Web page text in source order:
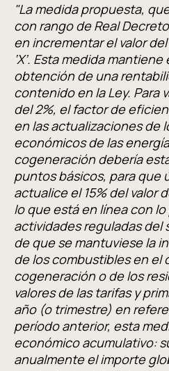
"La medida propuesta,
con rango de Real
en incrementar el valor
‘X’. Esta medida
obtención de una
contenido en la Ley. Para
del 2%, el factor de
en las actualizaciones de
económicos de las
cogeneración debería
puntos básicos, para que
actualice el 15% del valor
lo que está en línea con
actividades reguladas del
de que se mantuviese la
de los combustibles en el
cogeneración o de los
valores de las tarifas y
año (o trimestre) en
período anterior, esta
económico acumulativo:
anualmente el importe